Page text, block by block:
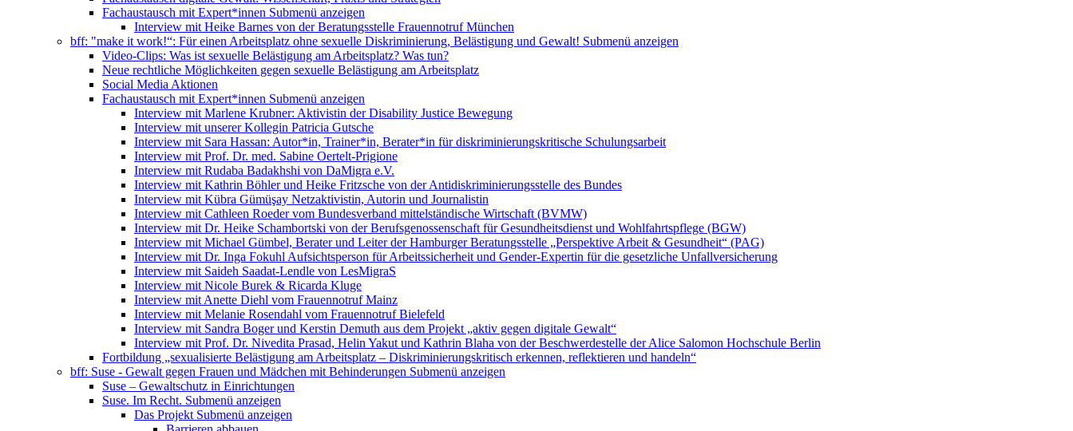
Fachaustausch mit Expert*innen Submenü anzeigen
Interview mit Heike Barnes von der Beratungsstelle Frauennotruf München
bff: "make it work!“: Für einen Arbeitsplatz ohne sexuelle Diskriminierung, Belästigung und Gewalt! Submenü anzeigen
Video-Clips: Was ist sexuelle Belästigung am Arbeitsplatz? Was tun?
Neue rechtliche Möglichkeiten gegen sexuelle Belästigung am Arbeitsplatz
Social Media Aktionen
Fachaustausch mit Expert*innen Submenü anzeigen
Interview mit Marlene Krubner: Aktivistin der Disability Justice Bewegung
Interview mit unserer Kollegin Patricia Gutsche
Interview mit Sara Hassan: Autor*in, Trainer*in, Berater*in für diskriminierungskritische Schulungsarbeit
Interview mit Prof. Dr. med. Sabine Oertelt-Prigione
Interview mit Rudaba Badakhshi von DaMigra e.V.
Interview mit Kathrin Böhler und Heike Fritzsche von der Antidiskriminierungsstelle des Bundes
Interview mit Kübra Gümüşay Netzaktivistin, Autorin und Journalistin
Interview mit Cathleen Roeder vom Bundesverband mittelständische Wirtschaft (BVMW)
Interview mit Dr. Heike Schambortski von der Berufsgenossenschaft für Gesundheitsdienst und Wohlfahrtspflege (BGW)
Interview mit Michael Gümbel, Berater und Leiter der Hamburger Beratungsstelle „Perspektive Arbeit & Gesundheit“ (PAG)
Interview mit Dr. Inga Fokuhl Aufsichtsperson für Arbeitssicherheit und Gender-Expertin für die gesetzliche Unfallversicherung
Interview mit Saideh Saadat-Lendle von LesMigraS
Interview mit Nicole Burek & Ricarda Kluge
Interview mit Anette Diehl vom Frauennotruf Mainz
Interview mit Melanie Rosendahl vom Frauennotruf Bielefeld
Interview mit Sandra Boger und Kerstin Demuth aus dem Projekt „aktiv gegen digitale Gewalt“
Interview mit Prof. Dr. Nivedita Prasad, Helin Yakut und Kathrin Blaha von der Beschwerdestelle der Alice Salomon Hochschule Berlin
Fortbildung „sexualisierte Belästigung am Arbeitsplatz – Diskriminierungskritisch erkennen, reflektieren und handeln“
bff: Suse - Gewalt gegen Frauen und Mädchen mit Behinderungen Submenü anzeigen
Suse – Gewaltschutz in Einrichtungen
Suse. Im Recht. Submenü anzeigen
Das Projekt Submenü anzeigen